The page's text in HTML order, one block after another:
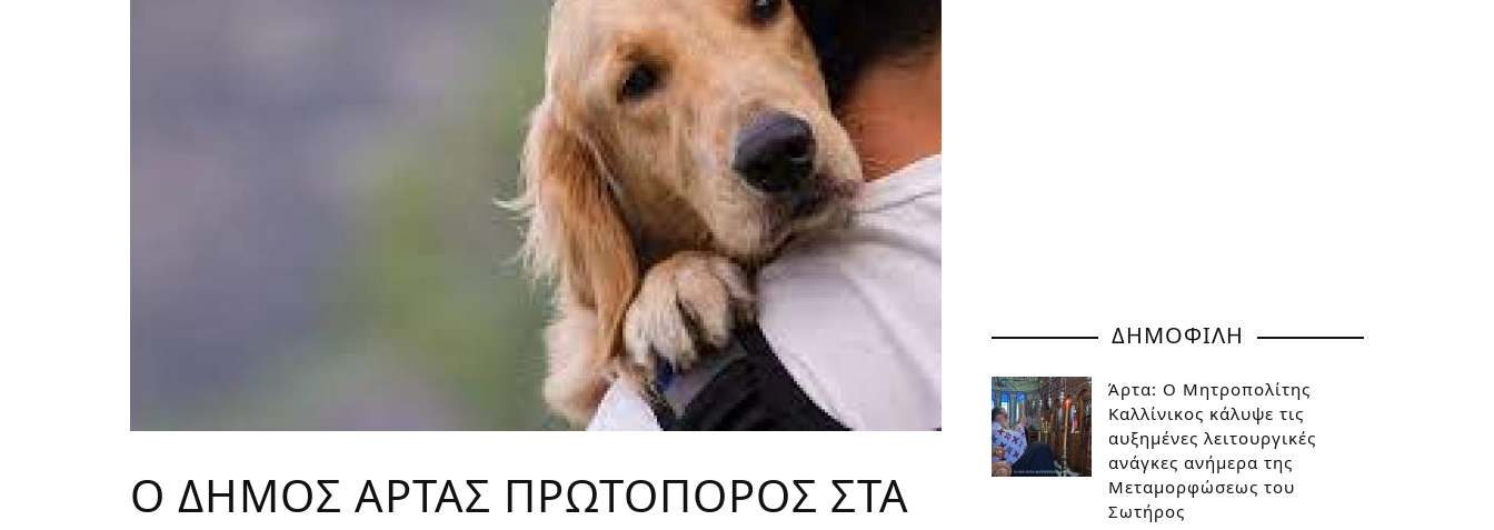
Ο ΔΗΜΟΣ ΑΡΤΑΣ ΠΡΩΤΟΠΟΡΟΣ ΣΤΑ
ΔΗΜΟΦΙΛΗ
Άρτα: Ο Μητροπολίτης
Καλλίνικος κάλυψε τις
αυξημένες λειτουργικές
ανάγκες ανήμερα της
Μεταμορφώσεως του
Σωτήρος